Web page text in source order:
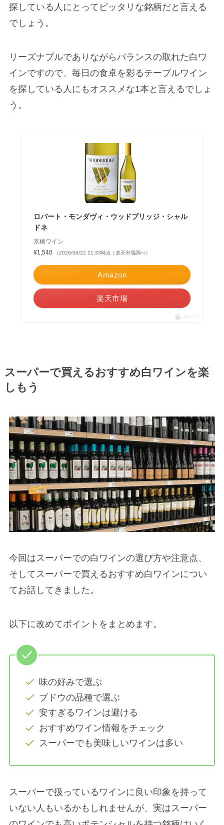
探している人にとってピッタリな銘柄だと言える
でしょう。
リーズナブルでありながらバランスの取れた白ワ
インですので、毎日の食卓を彩るテーブルワイン
を探している人にもオススメな1本と言えるでしょ
う。
ロバート・モンダヴィ・ウッドブリッジ・シャル
ドネ
京橋ワイン
¥1,540
（2026/06/22 21:33時点 | 楽天市場調べ）
Amazon
楽天市場
ポチップ
スーパーで買えるおすすめ白ワインを楽
しもう
今回はスーパーでの白ワインの選び方や注意点、
そしてスーパーで買えるおすすめ白ワインについ
てお話してきました。
以下に改めてポイントをまとめます。
味の好みで選ぶ
ブドウの品種で選ぶ
安すぎるワインは避ける
おすすめワイン情報をチェック
スーパーでも美味しいワインは多い
スーパーで扱っているワインに良い印象を持って
いない人もいるかもしれませんが、実はスーパー